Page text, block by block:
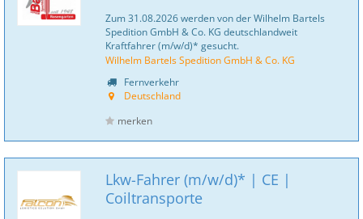
Zum 31.08.2026 werden von der Wilhelm Bartels
Spedition GmbH & Co. KG deutschlandweit
Kraftfahrer (m/w/d)* gesucht.
Wilhelm Bartels Spedition GmbH & Co. KG
Fernverkehr
Deutschland
merken
Lkw-Fahrer (m/w/d)* | CE |
Coiltransporte